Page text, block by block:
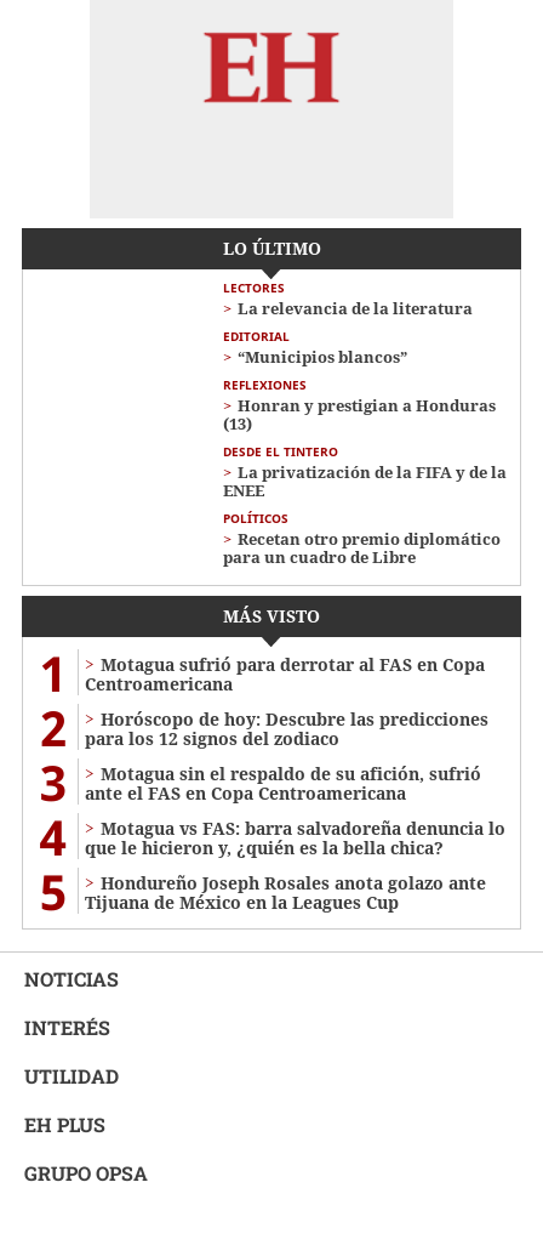
LO ÚLTIMO
LECTORES
La relevancia de la literatura
EDITORIAL
“Municipios blancos”
REFLEXIONES
Honran y prestigian a Honduras
(13)
DESDE EL TINTERO
La privatización de la FIFA y de la
ENEE
POLÍTICOS
Recetan otro premio diplomático
para un cuadro de Libre
MÁS VISTO
1
Motagua sufrió para derrotar al FAS en Copa
Centroamericana
2
Horóscopo de hoy: Descubre las predicciones
para los 12 signos del zodiaco
3
Motagua sin el respaldo de su afición, sufrió
ante el FAS en Copa Centroamericana
4
Motagua vs FAS: barra salvadoreña denuncia lo
que le hicieron y, ¿quién es la bella chica?
5
Hondureño Joseph Rosales anota golazo ante
Tijuana de México en la Leagues Cup
NOTICIAS
INTERÉS
UTILIDAD
EH PLUS
GRUPO OPSA